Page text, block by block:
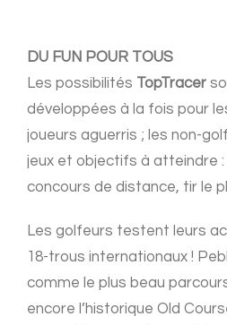
DU FUN POUR TOUS
Les possibilités TopTracer
développées à la fois pour
joueurs aguerris ; les non-
jeux et objectifs à atteindre :
concours de distance, tir le
Les golfeurs testent leurs
18-trous internationaux !
comme le plus beau
encore l’historique Old